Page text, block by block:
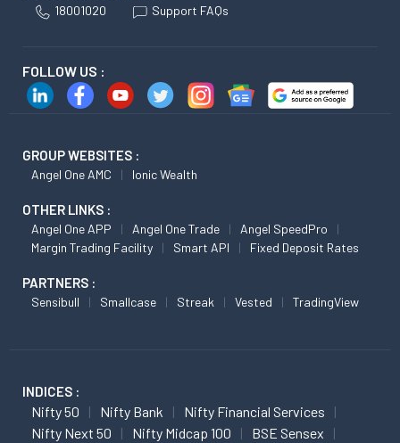
18001020 Support FAQs
FOLLOW US :
GROUP WEBSITES :
Angel One AMC Ionic Wealth
OTHER LINKS :
Angel One APP Angel One Trade
Angel SpeedPro
Margin Trading Facility
Smart API Fixed Deposit Rates
PARTNERS :
Sensibull Smallcase Streak Vested TradingView
INDICES :
Nifty 50 Nifty Bank
Nifty Financial Services
Nifty Next 50
Nifty Midcap 100
BSE Sensex